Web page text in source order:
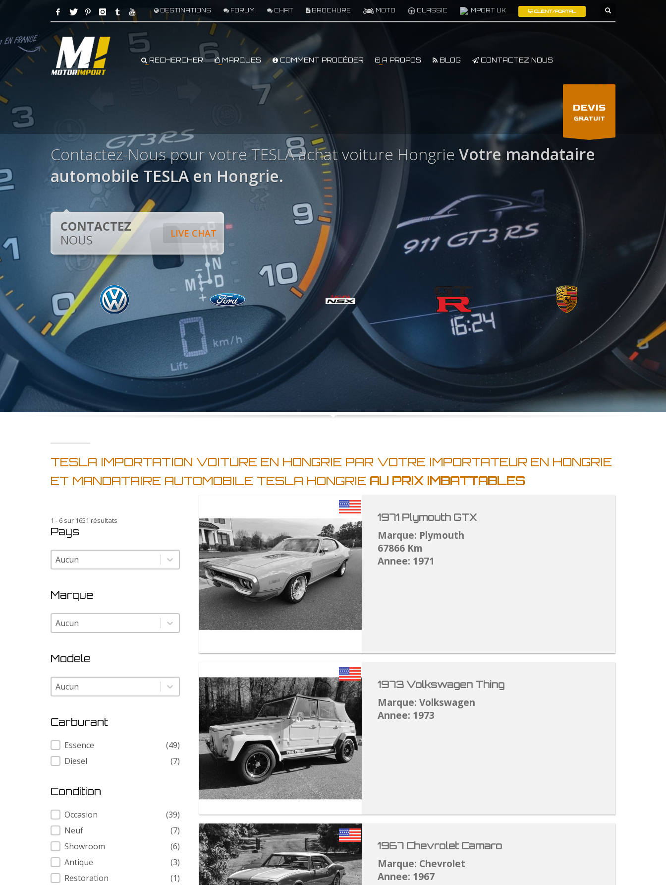
DESTINATIONS FORUM CHAT BROCHURE MOTO CLASSIC IMPORT UK CLIENT/PORTAL
RECHERCHER MARQUES COMMENT PROCÉDER A PROPOS BLOG CONTACTEZ NOUS
DEVIS
GRATUIT
Contactez-Nous pour votre TESLA achat voiture Hongrie Votre mandataire
automobile TESLA en Hongrie.
LIVE CHAT
CONTACTEZ
NOUS
TESLA IMPORTATION VOITURE EN HONGRIE PAR VOTRE IMPORTATEUR EN HONGRIE
ET MANDATAIRE AUTOMOBILE TESLA HONGRIE AU PRIX IMBATTABLES
1 - 6 sur 1651 résultats
Pays
Pays
Pays
Marque
Marque
Marque
Modele
Modele
Modele
Carburant
Carburant
Essence
(49)
Diesel
(7)
Condition
Condition
Occasion
(39)
Neuf
(7)
Showroom
(6)
Antique
(3)
Restoration
(1)
1971 Plymouth GTX
Marque: Plymouth
67866 Km
Annee: 1971
1973 Volkswagen Thing
Marque: Volkswagen
Annee: 1973
1967 Chevrolet Camaro
Marque: Chevrolet
Annee: 1967